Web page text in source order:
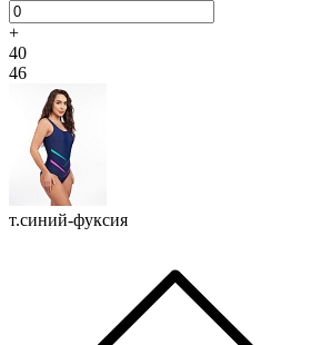
+
40
46
т.синий-фуксия